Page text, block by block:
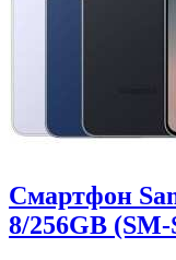
Смартфон
8/256GB (SM-